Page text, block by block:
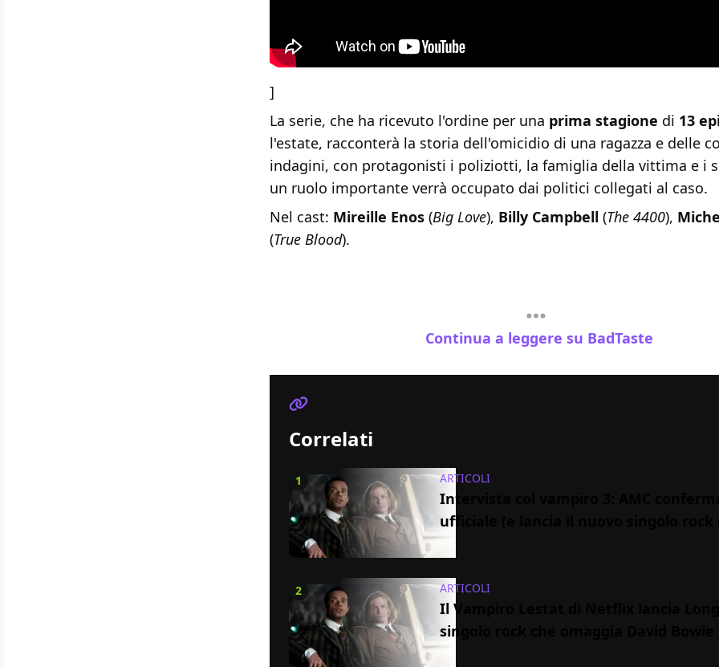
]
La serie, che ha ricevuto l'ordine per una prima stagione di 13
l'estate, racconterà la storia dell'omicidio di una ragazza e delle
indagini, con protagonisti i poliziotti, la famiglia della vittima e i
un ruolo importante verrà occupato dai politici collegati al caso.
Nel cast: Mireille Enos (Big Love), Billy Campbell (The 4400),
(True Blood).
Continua a leggere su BadTaste
Correlati
1 ARTICOLI
Intervista col vampiro 3: AMC
ufficiale (e lancia il nuovo singolo rock
2 ARTICOLI
Il Vampiro Lestat di Netflix lancia
singolo rock che omaggia David Bowie